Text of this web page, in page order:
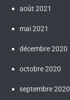
août 2021
mai 2021
décembre 2020
octobre 2020
septembre 2020